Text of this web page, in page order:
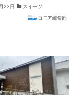
23日 スイーツ
ロモア編集部